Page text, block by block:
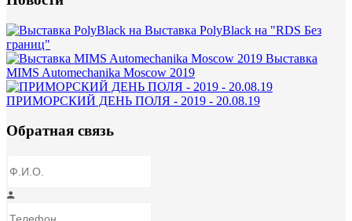
Выставка PolyBlack на "RDS Без
границ"
Выставка
MIMS Automechanika Moscow 2019
ПРИМОРСКИЙ ДЕНЬ ПОЛЯ - 2019 - 20.08.19
Обратная связь